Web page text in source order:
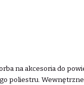
na akcesoria do
poliestru.